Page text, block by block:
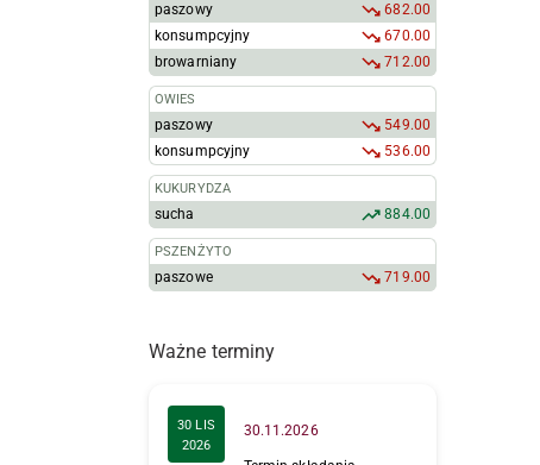
paszowy
682.00
konsumpcyjny
670.00
browarniany
712.00
OWIES
paszowy
549.00
konsumpcyjny
536.00
KUKURYDZA
sucha 884.00
PSZENŻYTO
paszowe 719.00
Ważne terminy
30 LIS
2026
30.11.2026